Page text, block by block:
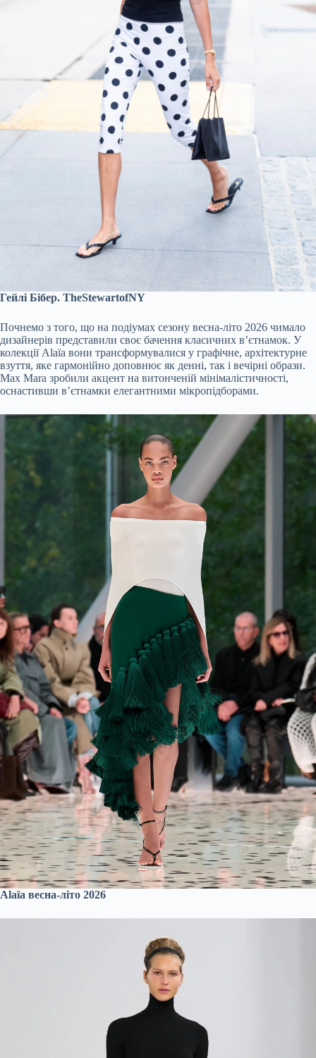
Гейлі Бібер. TheStewartofNY
Почнемо з того, що на подіумах сезону весна-літо 2026 чимало
дизайнерів представили своє бачення класичних в’єтнамок. У
колекції Alaïa вони трансформувалися у графічне, архітектурне
взуття, яке гармонійно доповнює як денні, так і вечірні образи.
Max Mara зробили акцент на витонченій мінімалістичності,
оснастивши в’єтнамки елегантними мікропідборами.
Alaïa весна-літо 2026